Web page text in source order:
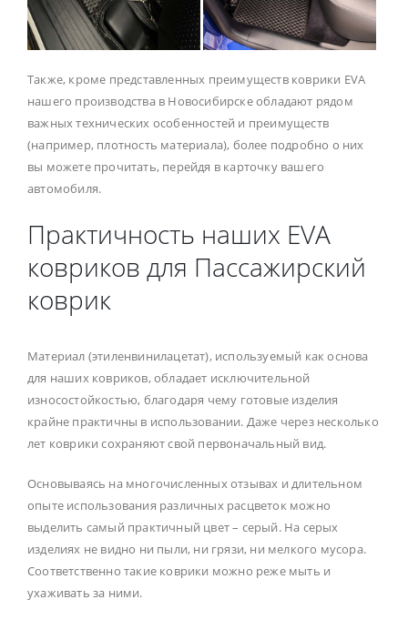
Также, кроме представленных преимуществ коврики EVA
нашего производства в Новосибирске обладают рядом
важных технических особенностей и преимуществ
(например, плотность материала), более подробно о них
вы можете прочитать, перейдя в карточку вашего
автомобиля.
Практичность наших EVA
ковриков для Пассажирский
коврик
Материал (этиленвинилацетат), используемый как основа
для наших ковриков, обладает исключительной
износостойкостью, благодаря чему готовые изделия
крайне практичны в использовании. Даже через несколько
лет коврики сохраняют свой первоначальный вид.
Основываясь на многочисленных отзывах и длительном
опыте использования различных расцветок можно
выделить самый практичный цвет – серый. На серых
изделиях не видно ни пыли, ни грязи, ни мелкого мусора.
Соответственно такие коврики можно реже мыть и
ухаживать за ними.